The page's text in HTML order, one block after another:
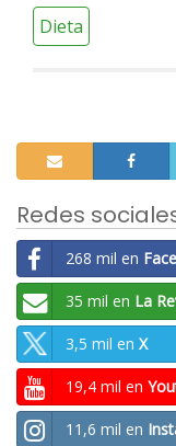
Dieta
Redes
268 mil en
35 mil en La
3,5 mil en X
19,4 mil en
11,6 mil en